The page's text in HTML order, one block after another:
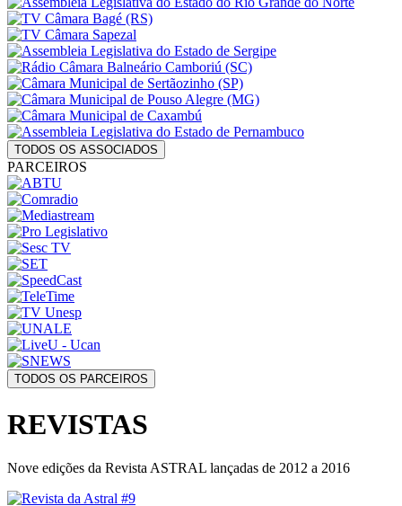
TODOS OS ASSOCIADOS
PARCEIROS
TODOS OS PARCEIROS
REVISTAS
Nove edições da Revista ASTRAL lançadas de 2012 a 2016